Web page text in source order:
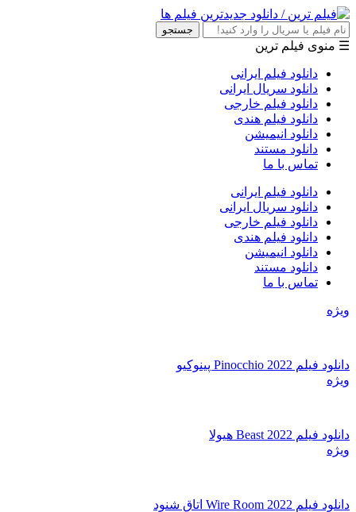
جستجو
☰ منوی فیلم ترین
دانلود فیلم ایرانی
دانلود سریال ایرانی
دانلود فیلم خارجی
دانلود فیلم هندی
دانلود انیمیشن
دانلود مستند
تماس با ما
دانلود فیلم ایرانی
دانلود سریال ایرانی
دانلود فیلم خارجی
دانلود فیلم هندی
دانلود انیمیشن
دانلود مستند
تماس با ما
ویژه
دانلود فیلم Pinocchio 2022 پینوکیو
ویژه
دانلود فیلم Beast 2022 هیولا
ویژه
دانلود فیلم Wire Room 2022 اتاق شنود